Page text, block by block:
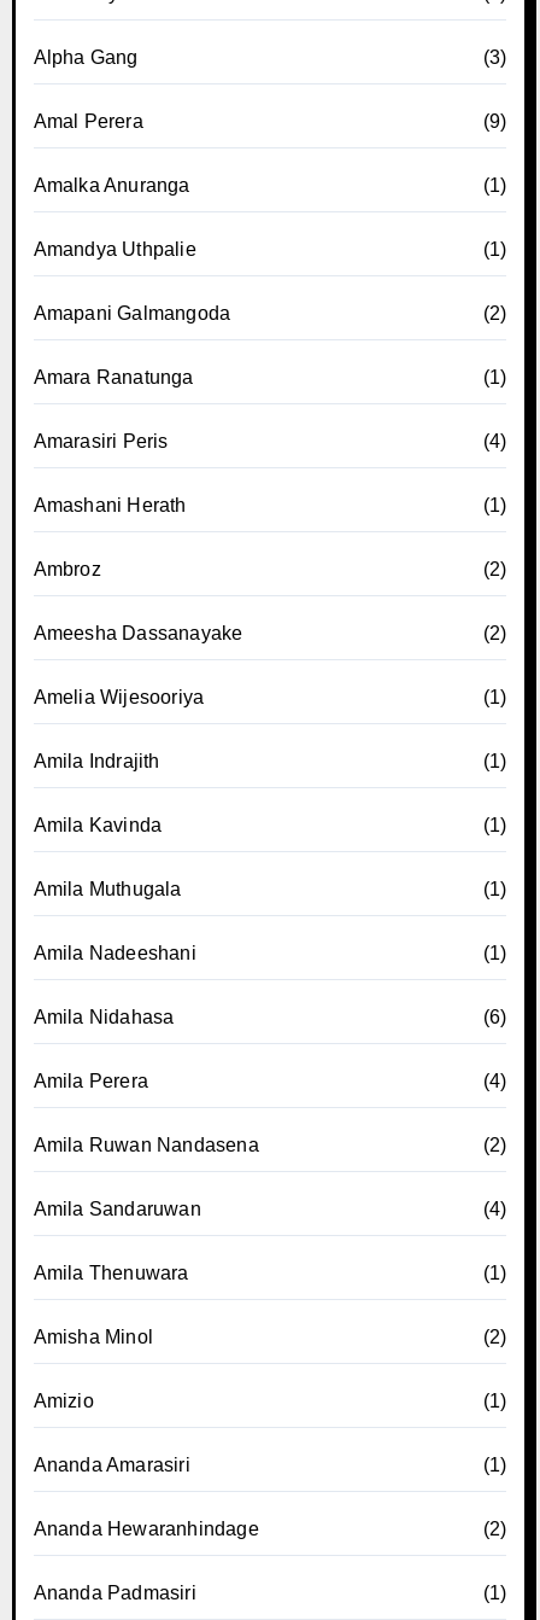
Alpha Gang (3)
Amal Perera (9)
Amalka Anuranga (1)
Amandya Uthpalie (1)
Amapani Galmangoda (2)
Amara Ranatunga (1)
Amarasiri Peris (4)
Amashani Herath (1)
Ambroz (2)
Ameesha Dassanayake (2)
Amelia Wijesooriya (1)
Amila Indrajith (1)
Amila Kavinda (1)
Amila Muthugala (1)
Amila Nadeeshani (1)
Amila Nidahasa (6)
Amila Perera (4)
Amila Ruwan Nandasena (2)
Amila Sandaruwan (4)
Amila Thenuwara (1)
Amisha Minol (2)
Amizio (1)
Ananda Amarasiri (1)
Ananda Hewaranhindage (2)
Ananda Padmasiri (1)